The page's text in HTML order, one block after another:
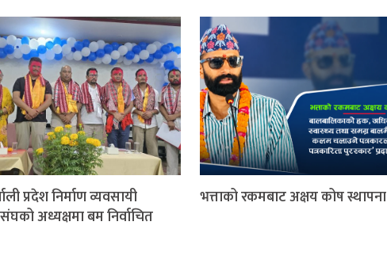
प्रदेश निर्माण व्यवसायी
अध्यक्षमा बम निर्वाचित
भत्ताको रकमबाट अक्षय कोष स्थापना